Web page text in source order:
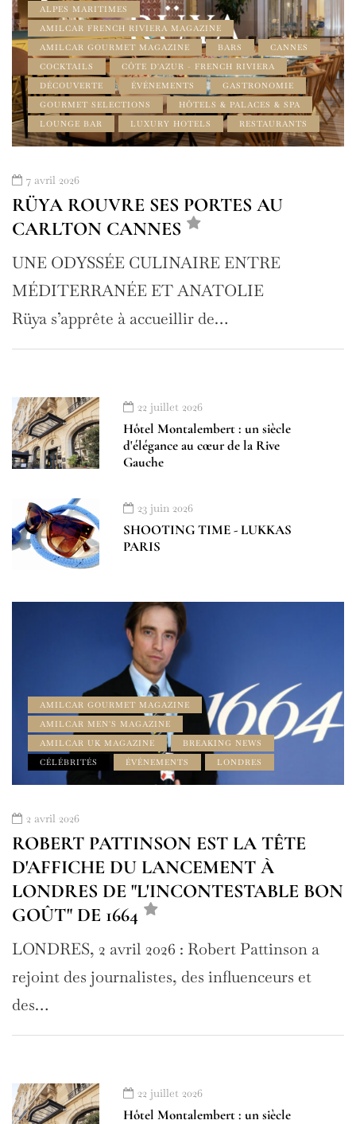
ALPES MARITIMES
AMILCAR FRENCH RIVIERA MAGAZINE
AMILCAR GOURMET MAGAZINE
BARS
CANNES
COCKTAILS
CÔTE D'AZUR - FRENCH RIVIERA
DÉCOUVERTE
ÉVÉNEMENTS
GASTRONOMIE
GOURMET SELECTIONS
HÔTELS & PALACES & SPA
LOUNGE BAR
LUXURY HOTELS RESTAURANTS
7 avril 2026
RÜYA ROUVRE SES PORTES AU
CARLTON CANNES
UNE ODYSSÉE CULINAIRE ENTRE
MÉDITERRANÉE ET ANATOLIE
Rüya s’apprête à accueillir de…
22 juillet 2026
Hôtel Montalembert : un siècle
d'élégance au cœur de la Rive
Gauche
23 juin 2026
SHOOTING TIME - LUKKAS
PARIS
AMILCAR GOURMET MAGAZINE
AMILCAR MEN'S MAGAZINE
AMILCAR UK MAGAZINE
BREAKING NEWS
CÉLÉBRITÉS
ÉVÉNEMENTS LONDRES
2 avril 2026
ROBERT PATTINSON EST LA TÊTE
D'AFFICHE DU LANCEMENT À
LONDRES DE "L'INCONTESTABLE BON
GOÛT" DE 1664
LONDRES, 2 avril 2026 : Robert Pattinson a
rejoint des journalistes, des influenceurs et
des…
22 juillet 2026
Hôtel Montalembert : un siècle